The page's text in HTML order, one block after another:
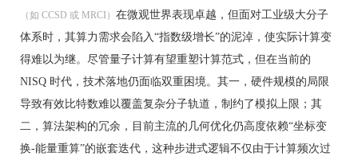
（如 CCSD 或 MRCI） 在微观世界表现卓越，但面对工业级大分子
体系时，其算力需求会陷入“指数级增长”的泥淖，使实际计算变
得难以为继。尽管量子计算有望重塑计算范式，但在当前的
NISQ 时代，技术落地仍面临双重困境。其一，硬件规模的局限
导致有效比特数难以覆盖复杂分子轨道，制约了模拟上限；其
二，算法架构的冗余，目前主流的几何优化仍高度依赖“坐标变
换-能量重算”的嵌套迭代，这种步进式逻辑不仅由于计算频次过